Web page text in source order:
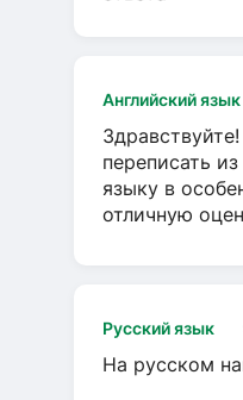
Английский язык
переписать
языку в
отличную
Русский язык
На русском